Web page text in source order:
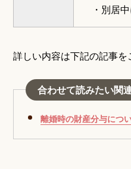
・別居
詳しい内容は下記の記事を
合わせて読みたい関
離婚時の財産分与につ